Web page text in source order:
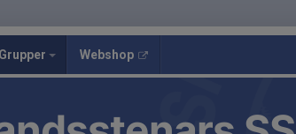
Grupper Webshop